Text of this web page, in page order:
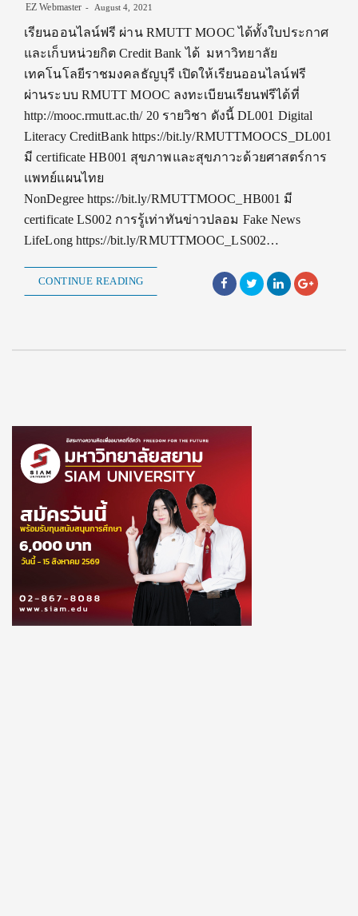
EZ Webmaster August 4, 2021
เรียนออนไลน์ฟรี ผ่าน RMUTT MOOC ได้ทั้งใบประกาศ
และเก็บหน่วยกิต Credit Bank ได้ มหาวิทยาลัย
เทคโนโลยีราชมงคลธัญบุรี เปิดให้เรียนออนไลน์ฟรี
ผ่านระบบ RMUTT MOOC ลงทะเบียนเรียนฟรีได้ที่
http://mooc.rmutt.ac.th/ 20 รายวิชา ดังนี้ DL001 Digital
Literacy CreditBank https://bit.ly/RMUTTMOOCS_DL001
มี certificate HB001 สุขภาพและสุขภาวะด้วยศาสตร์การ
แพทย์แผนไทย
NonDegree https://bit.ly/RMUTTMOOC_HB001 มี
certificate LS002 การรู้เท่าทันข่าวปลอม Fake News
LifeLong https://bit.ly/RMUTTMOOC_LS002…
CONTINUE READING